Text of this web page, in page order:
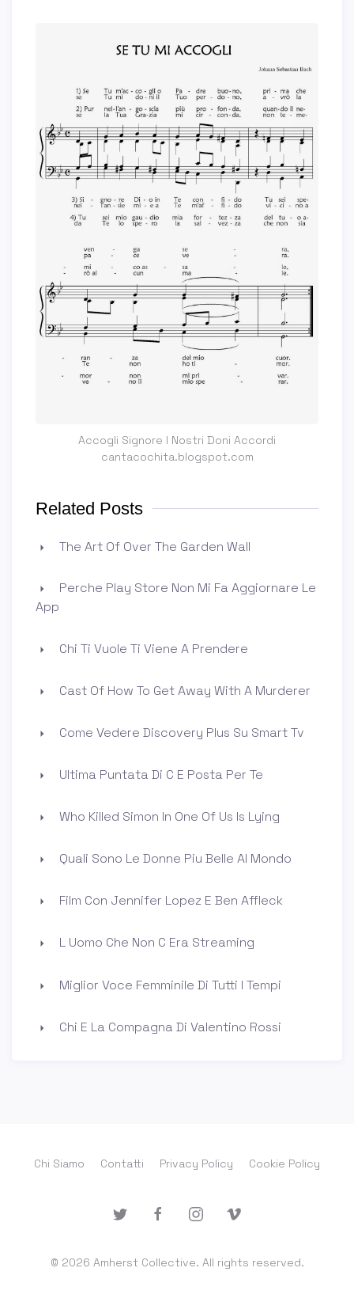
Accogli Signore I Nostri Doni Accordi
cantacochita.blogspot.com
Related Posts
The Art Of Over The Garden Wall
Perche Play Store Non Mi Fa Aggiornare Le
App
Chi Ti Vuole Ti Viene A Prendere
Cast Of How To Get Away With A Murderer
Come Vedere Discovery Plus Su Smart Tv
Ultima Puntata Di C E Posta Per Te
Who Killed Simon In One Of Us Is Lying
Quali Sono Le Donne Piu Belle Al Mondo
Film Con Jennifer Lopez E Ben Affleck
L Uomo Che Non C Era Streaming
Miglior Voce Femminile Di Tutti I Tempi
Chi E La Compagna Di Valentino Rossi
Chi Siamo Contatti Privacy Policy Cookie Policy
© 2026 Amherst Collective. All rights reserved.